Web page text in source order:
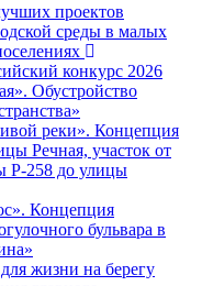
проектов
среды в малых
конкурс 2026
Обустройство
реки». Концепция
Речная, участок от
Р-258 до улицы
Концепция
бульвара в
жизни на берегу